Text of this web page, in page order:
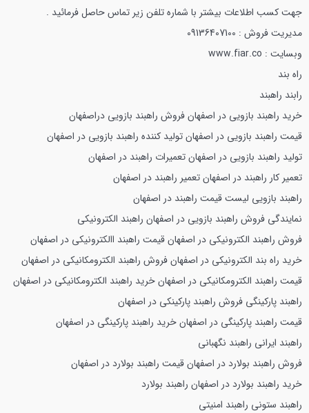
جهت کسب اطلاعات بیشتر با شماره تلفن زیر تماس حاصل فرمائید .
مدیریت فروش : 09136407100
وبسایت : www.fiar.co
راه بند
رابند راهبند
خرید راهبند بازویی در اصفهانفروش راهبند بازویی دراصفهان
قیمت راهبند بازویی در اصفهانتولید کننده راهبند بازویی در اصفهان
تولید راهبند بازویی در اصفهانتعمیرات راهبند در اصفهان
تعمیر کار راهبند در اصفهانتعمیر راهبند در اصفهان
راهبند بازویی لیست قیمت راهبند در اصفهان
نمایندگی فروش راهبند بازویی در اصفهان راهبند الکترونیکی
فروش راهبند الکترونیکی در اصفهانقیمت راهبند االکترونیکی در اصفهان
خرید راه بند الکترونیکی در اصفهانفروش راهبند الکترومکانیکی در اصفهان
قیمت راهبند الکترومکانیکی در اصفهانخرید راهبند الکترومکانیکی در اصفهان
راهبند پارکینگی فروش راهبند پارکینکی در اصفهان
قیمت راهبند پارکینگی در اصفهانخرید راهبند پارکینگی در اصفهان
راهبند ایرانی راهبند نگهبانی
فروش راهبند بولارد در اصفهانقیمت راهبند بولارد در اصفهان
خرید راهبند بولارد در اصفهان راهبند بولارد
راهبند ستونی راهبند امنیتی